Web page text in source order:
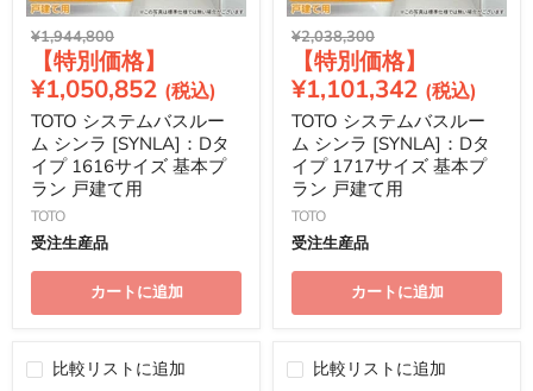
元
価
格
¥1,944,800
在
の
価
格
¥1,050,852
TOTO システムバスルー
ム シンラ [SYNLA]：Dタ
イプ 1616サイズ 基本プ
ラン 戸建て用
TOTO
受注生産品
カートに追加
元
価
格
¥2,038,300
在
の
価
格
¥1,101,342
TOTO システムバスルー
ム シンラ [SYNLA]：Dタ
イプ 1717サイズ 基本プ
ラン 戸建て用
TOTO
受注生産品
カートに追加
比較リストに追加 比較リストに追加